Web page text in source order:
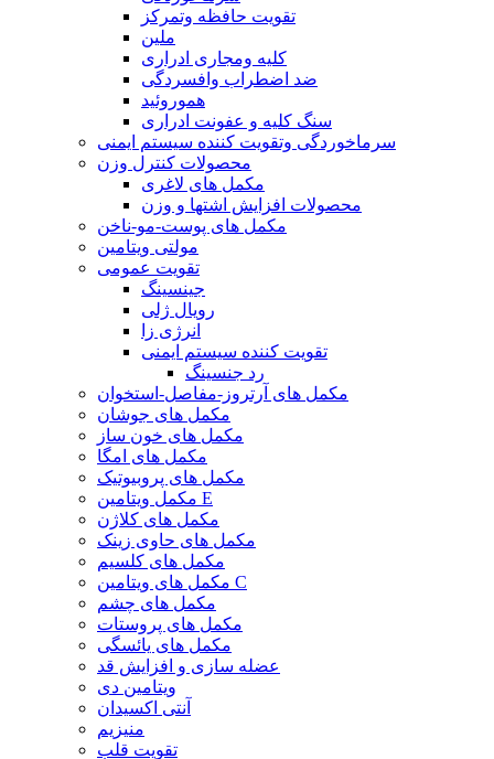
تقویت حافظه وتمرکز
ملین
کلیه ومجاری ادراری
ضد اضطراب وافسردگی
هموروئید
سنگ کلیه و عفونت ادراری
سرماخوردگی وتقویت کننده سیستم ایمنی
محصولات کنترل وزن
مکمل های لاغری
محصولات افزایش اشتها و وزن
مکمل های پوست-مو-ناخن
مولتی ویتامین
تقویت عمومی
جینسینگ
رویال ژلی
انرژی زا
تقویت کننده سیستم ایمنی
رد جنسینگ
مکمل های آرتروز-مفاصل-استخوان
مکمل های جوشان
مکمل های خون ساز
مکمل های امگا
مکمل های پروبیوتیک
مکمل ویتامین E
مکمل های کلاژن
مکمل های حاوی زینک
مکمل های کلسیم
مکمل های ویتامین C
مکمل های چشم
مکمل های پروستات
مکمل های یائسگی
عضله سازی و افزایش قد
ویتامین دی
آنتی اکسیدان
منیزیم
تقویت قلب